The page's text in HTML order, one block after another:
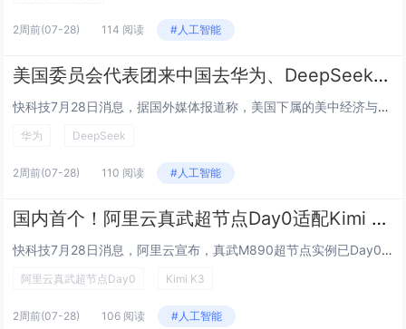
2周前(07-28) 114 阅读 #人工智能
美国委员会代表团来中国去华为、DeepSeek等考察：结果被拒
快科技7月28日消息，据国外媒体报道称，美国下属的美中经济与安全审查委员会组织代表团来到中国访问，提出要进入华为、腾讯、阿里巴巴、百度和DeepSeek等多家头部科技企业开展所谓的实地考察，最后被各家企业集体拒绝，代表团相关人员甚至对自己吃...
华为 DeepSeek
2周前(07-28) 110 阅读 #人工智能
国内首个！阿里云真武超节点Day0适配Kimi K3：单卡吞吐提升1.8倍
快科技7月28日消息，阿里云宣布，真武M890超节点实例已Day0成功适配Kimi K3，成为国内首个跑通近3万亿参数模型的超节点。跑通Kimi K3这样2.8万亿参数的模型，需要将参数分散到几十甚至上百张高速互联的GPU卡上。普通AI集群...
阿里云真武超节点Day0 Kimi K3
2周前(07-28) 106 阅读 #人工智能